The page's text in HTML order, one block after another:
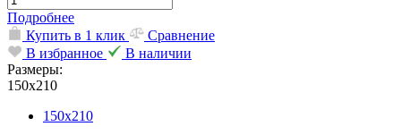
Подробнее
Купить в 1 клик
Сравнение
В избранное
В наличии
Размеры:
150х210
150х210